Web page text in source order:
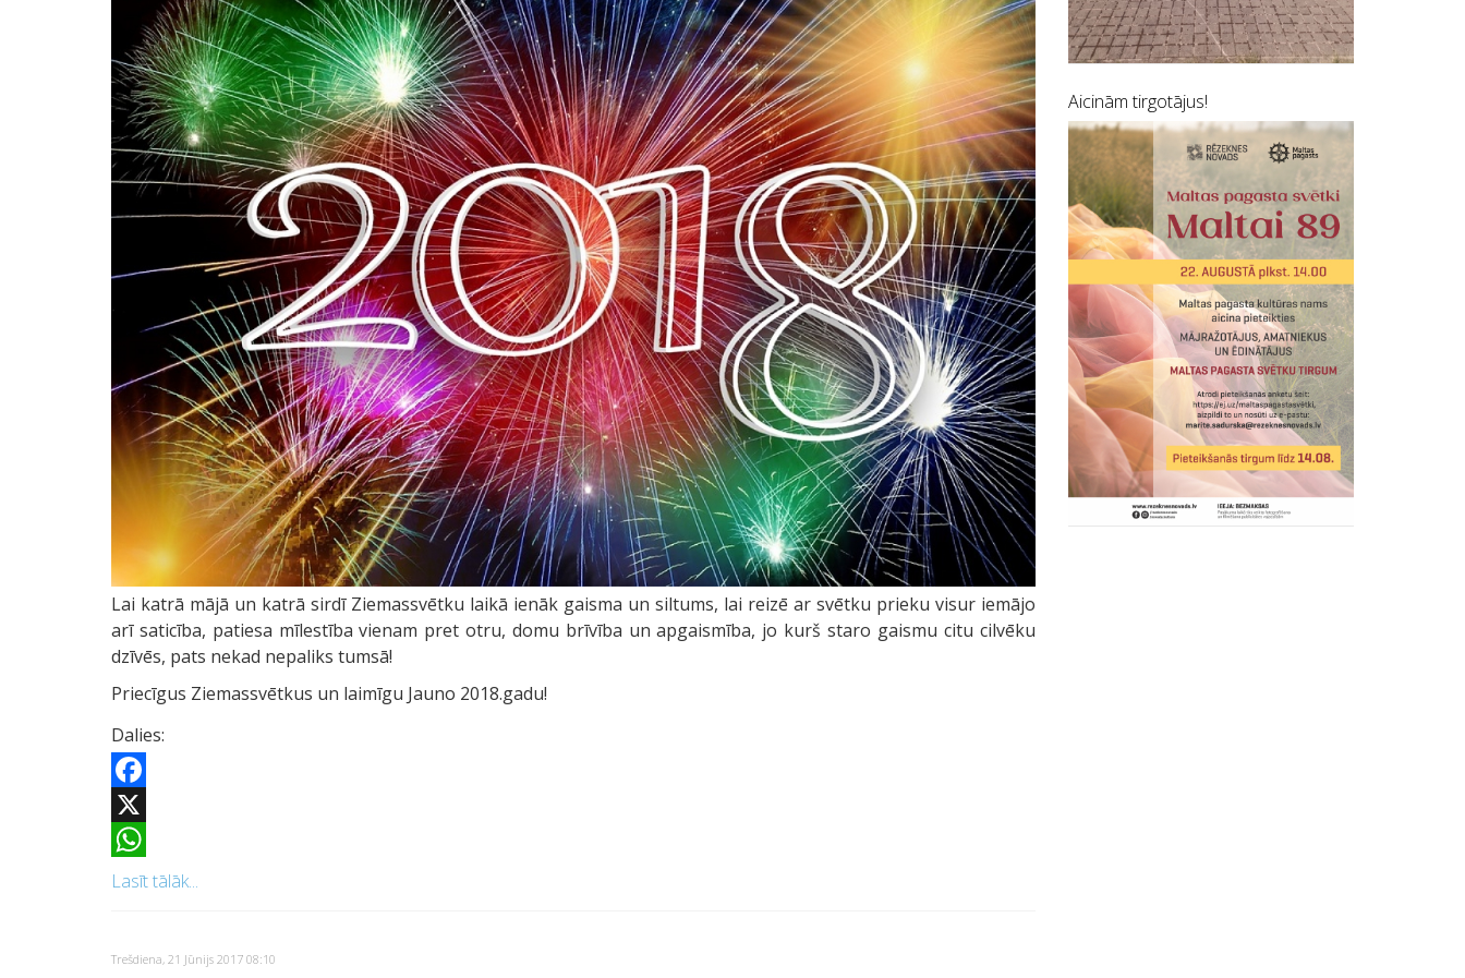
Lai katrā mājā un katrā sirdī Ziemassvētku laikā ienāk gaisma un siltums, lai reizē ar svētku prieku visur iemājo
arī saticība, patiesa mīlestība vienam pret otru, domu brīvība un apgaismība, jo kurš staro gaismu citu cilvēku
dzīvēs, pats nekad nepaliks tumsā!
Priecīgus Ziemassvētkus un laimīgu Jauno 2018.gadu!
Dalies:
Facebook
X
WhatsApp
Lasīt tālāk...
Trešdiena, 21 Jūnijs 2017 08:10
Aicinām tirgotājus!